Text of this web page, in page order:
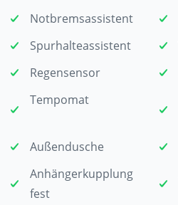
Notbremsassistent
Spurhalteassistent
Regensensor
Tempomat
Außendusche
Anhängerkupplung
fest